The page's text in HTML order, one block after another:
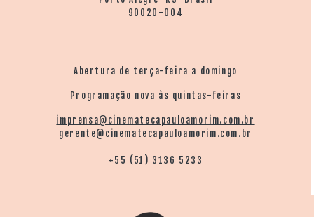
90020-004
Abertura de terça-feira a domingo
Programação nova às quintas-feiras
imprensa@cinematecapauloamorim.com.br
gerente@cinematecapauloamorim.com.br
+55 (51) 3136 5233